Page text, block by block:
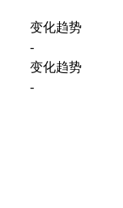
变化趋势
-
变化趋势
-